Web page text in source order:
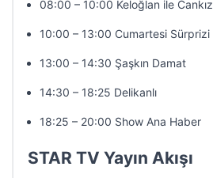
08:00 – 10:00 Keloğlan ile Cankız
10:00 – 13:00 Cumartesi Sürprizi
13:00 – 14:30 Şaşkın Damat
14:30 – 18:25 Delikanlı
18:25 – 20:00 Show Ana Haber
STAR TV Yayın Akışı